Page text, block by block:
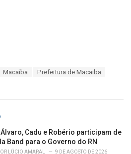
Macaíba
Prefeitura de Macaiba
Cadu e Robério participam de
Band para o Governo do RN
LÚCIO AMARAL 9 DE AGOSTO DE 2026